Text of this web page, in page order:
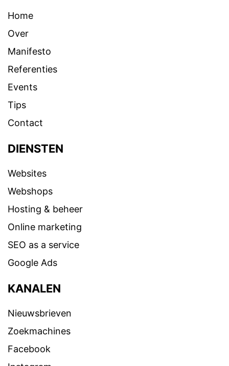
Home
Over
Manifesto
Referenties
Events
Tips
Contact
DIENSTEN
Websites
Webshops
Hosting & beheer
Online marketing
SEO as a service
Google Ads
KANALEN
Nieuwsbrieven
Zoekmachines
Facebook